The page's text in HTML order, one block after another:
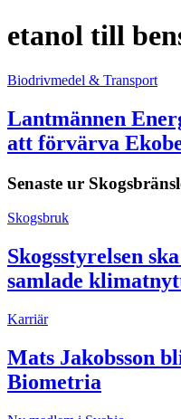
etanol till
Biodrivmedel & Transport
Lantmännen
att förvärva
Senaste ur
Skogsbruk
Skogsstyrelsen
samlade
Karriär
Mats Jakobsson
Biometria